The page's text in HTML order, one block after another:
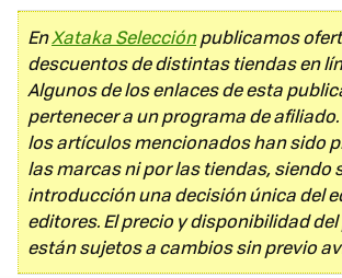
EnXataka Selecciónpublicamos
descuentos de distintas tiendas en
Algunos de los enlaces de esta
pertenecer a un programa de
los artículos mencionados han sido
las marcas ni por las tiendas, siendo
introducción una decisión única del
editores. El precio y disponibilidad
están sujetos a cambios sin previo